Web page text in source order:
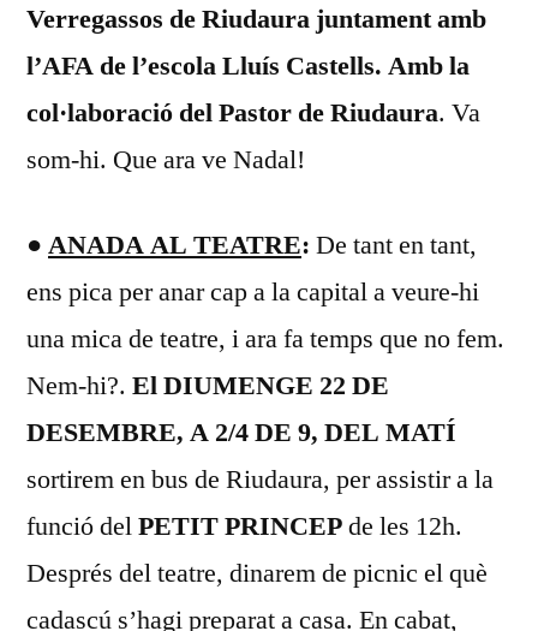
Verregassos de Riudaura juntament amb
l’AFA de l’escola Lluís Castells. Amb la
col·laboració del Pastor de Riudaura. Va
som-hi. Que ara ve Nadal!
● ANADA AL TEATRE: De tant en tant,
ens pica per anar cap a la capital a veure-hi
una mica de teatre, i ara fa temps que no fem.
Nem-hi?. El DIUMENGE 22 DE
DESEMBRE, A 2/4 DE 9, DEL MATÍ
sortirem en bus de Riudaura, per assistir a la
funció delPETIT PRINCEPde les 12h.
Després del teatre, dinarem de picnic el què
cadascú s’hagi preparat a casa. En cabat,